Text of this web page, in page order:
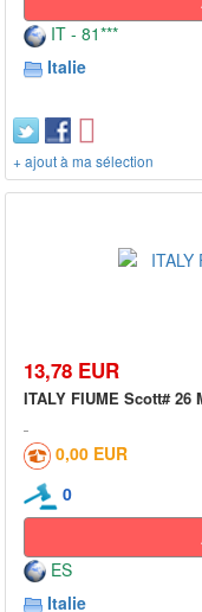
IT - 81***
Italie
+ ajout à ma sélection
13,78 EUR
ITALY FIUME Scott# 26
0,00 EUR
0
ES
Italie